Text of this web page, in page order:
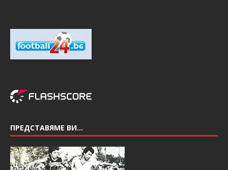
ПРЕДСТАВЯМЕ ВИ…